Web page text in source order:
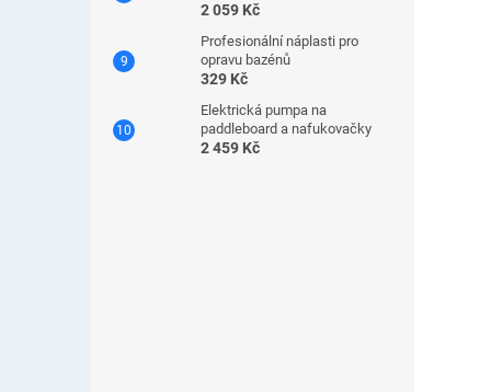
2 059 Kč
Profesionální náplasti pro
opravu bazénů
329 Kč
Elektrická pumpa na
paddleboard a nafukovačky
2 459 Kč